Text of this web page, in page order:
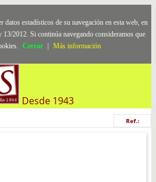
datos estadísticos de su navegación en esta web, en
2012. Si continúa navegando consideramos que
Cerrar Más información
Desde 1943
Ref.: